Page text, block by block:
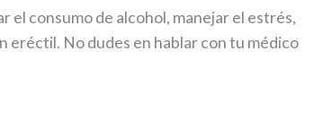
el consumo de alcohol, manejar el estrés,
eréctil. No dudes en hablar con tu médico